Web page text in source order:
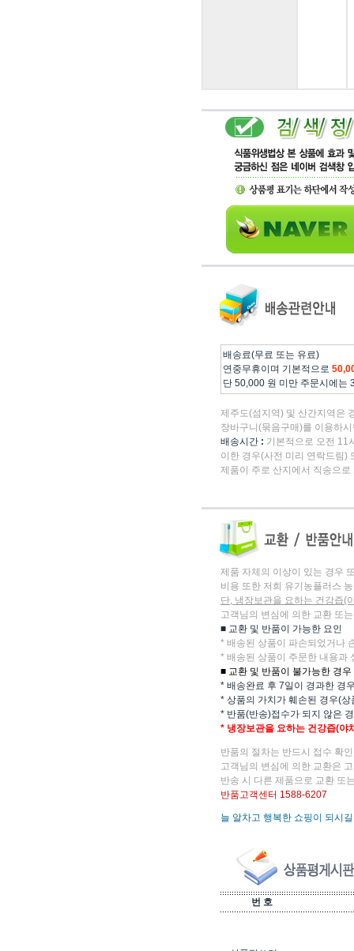
배송료(무료 또는 유료)
연중무휴이며 기본적으로
단 50,000 원 미만 주문시에는
제주도(섬지역) 및 산간지역은
장바구니(묶음구매)를 이용하
배송시간 : 기본적으로 오전 11
이한 경우(사전 미리 연락드림)
제품이 주로 산지에서 직송으
제품 자체의 이상이 있는 경우
비용 또한 저희 유기농플러스
단, 냉장보관을 요하는 건강즙(
고객님의 변심에 의한 교환 또
■ 교환 및 반품이 가능한 요인
* 배송된 상품이 파손되었거나
* 배송된 상품이 주문한 내용과
■ 교환 및 반품이 불가능한 경우
* 배송완료 후 7일이 경과한 경
* 상품의 가치가 훼손된 경우(
* 반품(반송)접수가 되지 않은
* 냉장보관을 요하는 건강즙(야
반품의 절차는 반드시 접수 확
고객님의 변심에 의한 교환은
반송 시 다른 제품으로 교환 또
반품고객센터 1588-6207
늘 알차고 행복한 쇼핑이 되시
번 호